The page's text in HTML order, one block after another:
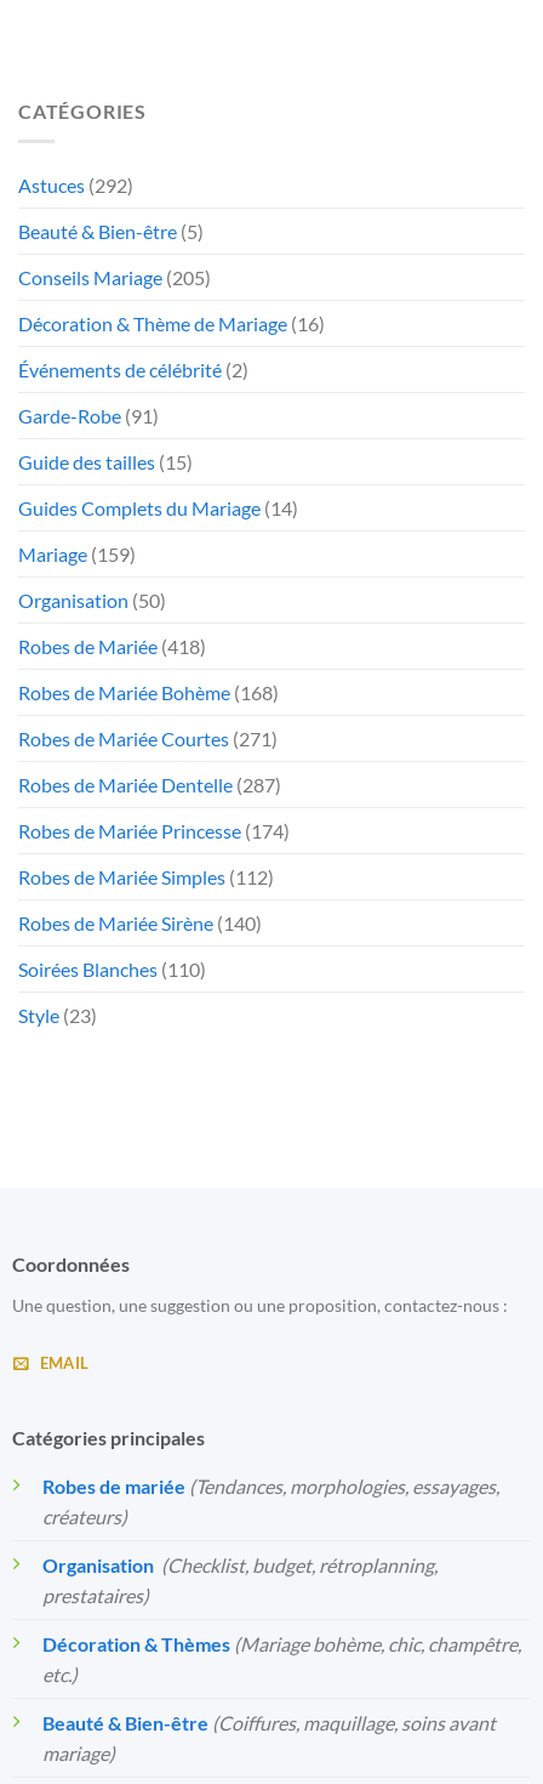
CATÉGORIES
Astuces (292)
Beauté & Bien-être (5)
Conseils Mariage (205)
Décoration & Thème de Mariage (16)
Événements de célébrité (2)
Garde-Robe (91)
Guide des tailles (15)
Guides Complets du Mariage (14)
Mariage (159)
Organisation (50)
Robes de Mariée (418)
Robes de Mariée Bohème (168)
Robes de Mariée Courtes (271)
Robes de Mariée Dentelle (287)
Robes de Mariée Princesse (174)
Robes de Mariée Simples (112)
Robes de Mariée Sirène (140)
Soirées Blanches (110)
Style (23)
Coordonnées
Une question, une suggestion ou une proposition, contactez-nous :
EMAIL
Catégories principales
Robes de mariée (Tendances, morphologies, essayages,
créateurs)
Organisation️ (Checklist, budget, rétroplanning,
prestataires)
Décoration & Thèmes (Mariage bohème, chic, champêtre,
etc.)
Beauté & Bien-être (Coiffures, maquillage, soins avant
mariage)